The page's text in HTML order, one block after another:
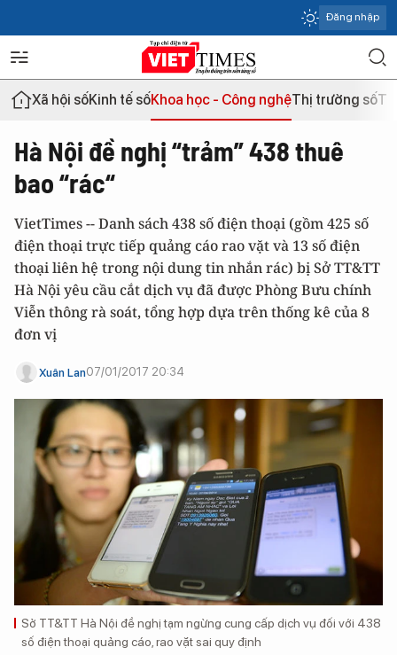
Đăng nhập
Xã hội sốKinh tế sốKhoa học - Công nghệThị trường số
Hà Nội đề nghị “trảm” 438 thuê
bao “rác“
VietTimes -- Danh sách 438 số điện thoại (gồm 425 số
điện thoại trực tiếp quảng cáo rao vặt và 13 số điện
thoại liên hệ trong nội dung tin nhắn rác) bị Sở TT&TT
Hà Nội yêu cầu cắt dịch vụ đã được Phòng Bưu chính
Viễn thông rà soát, tổng hợp dựa trên thống kê của 8
đơn vị
Xuân Lan07/01/2017 20:34
Sở TT&TT Hà Nội đề nghị tạm ngừng cung cấp dịch vụ đối với 438
số điện thoại quảng cáo, rao vặt sai quy định